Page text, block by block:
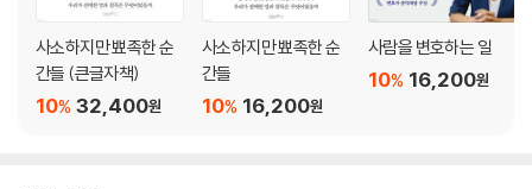
사소하지만 뾰족한 순
간들 (큰글자책)
32,400원
10%
사소하지만 뾰족한 순
간들
16,200원
10%
사람을 변호하는 일
16,200원
10%